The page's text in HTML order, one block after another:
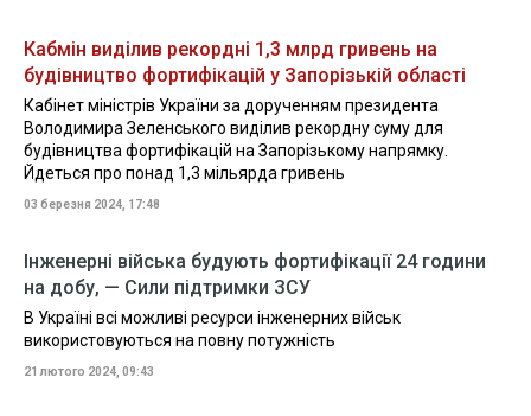
Кабмін виділив рекордні 1,3 млрд гривень на
будівництво фортифікацій у Запорізькій області
Кабінет міністрів України за дорученням президента
Володимира Зеленського виділив рекордну суму для
будівництва фортифікацій на Запорізькому напрямку.
Йдеться про понад 1,3 мільярда гривень
03 березня 2024, 17:48
Інженерні війська будують фортифікації 24 години
на добу, — Сили підтримки ЗСУ
В Україні всі можливі ресурси інженерних військ
використовуються на повну потужність
21 лютого 2024, 09:43